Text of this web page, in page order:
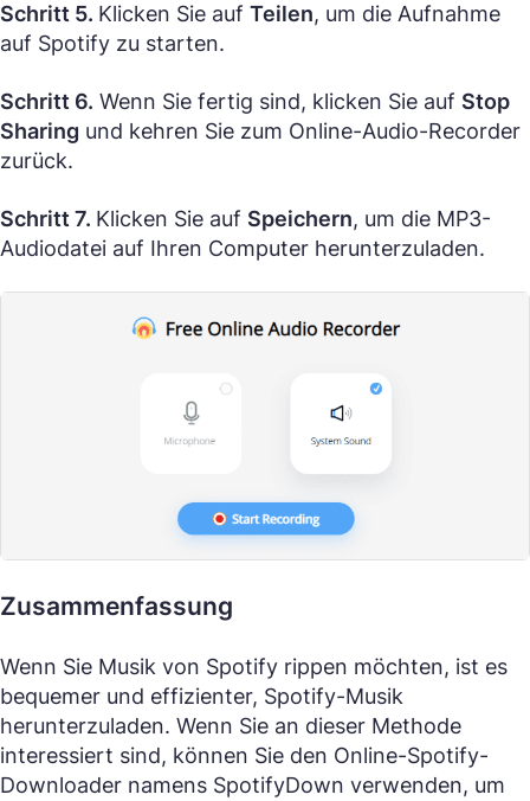
Schritt 5. Klicken Sie auf Teilen, um die Aufnahme
auf Spotify zu starten.
Schritt 6. Wenn Sie fertig sind, klicken Sie auf Stop
Sharing und kehren Sie zum Online-Audio-Recorder
zurück.
Schritt 7. Klicken Sie auf Speichern, um die MP3-
Audiodatei auf Ihren Computer herunterzuladen.
Zusammenfassung
Wenn Sie Musik von Spotify rippen möchten, ist es
bequemer und effizienter, Spotify-Musik
herunterzuladen. Wenn Sie an dieser Methode
interessiert sind, können Sie den Online-Spotify-
Downloader namens SpotifyDown verwenden, um